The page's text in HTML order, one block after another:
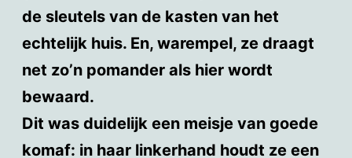
de sleutels van de kasten van het
echtelijk huis. En, warempel, ze draagt
net zo’n pomander als hier wordt
bewaard.
Dit was duidelijk een meisje van goede
komaf: in haar linkerhand houdt ze een